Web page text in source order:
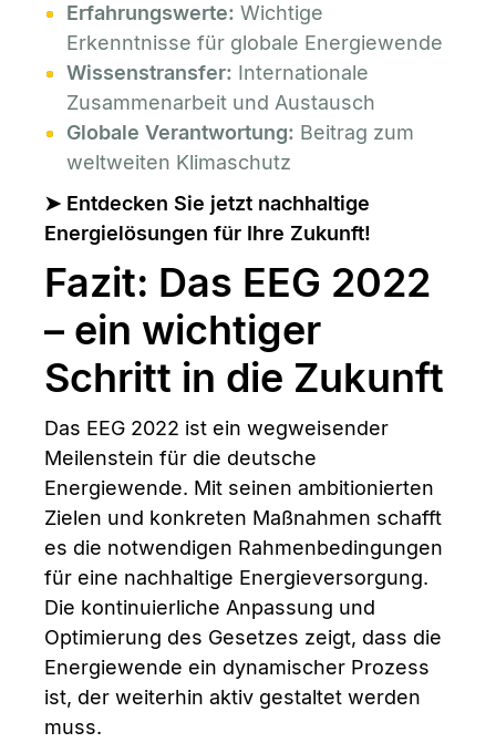
Erfahrungswerte: Wichtige
Erkenntnisse für globale Energiewende
Wissenstransfer: Internationale
Zusammenarbeit und Austausch
Globale Verantwortung: Beitrag zum
weltweiten Klimaschutz
➤ Entdecken Sie jetzt nachhaltige
Energielösungen für Ihre Zukunft!
Fazit: Das EEG 2022
– ein wichtiger
Schritt in die Zukunft
Das EEG 2022 ist ein wegweisender
Meilenstein für die deutsche
Energiewende. Mit seinen ambitionierten
Zielen und konkreten Maßnahmen schafft
es die notwendigen Rahmenbedingungen
für eine nachhaltige Energieversorgung.
Die kontinuierliche Anpassung und
Optimierung des Gesetzes zeigt, dass die
Energiewende ein dynamischer Prozess
ist, der weiterhin aktiv gestaltet werden
muss.